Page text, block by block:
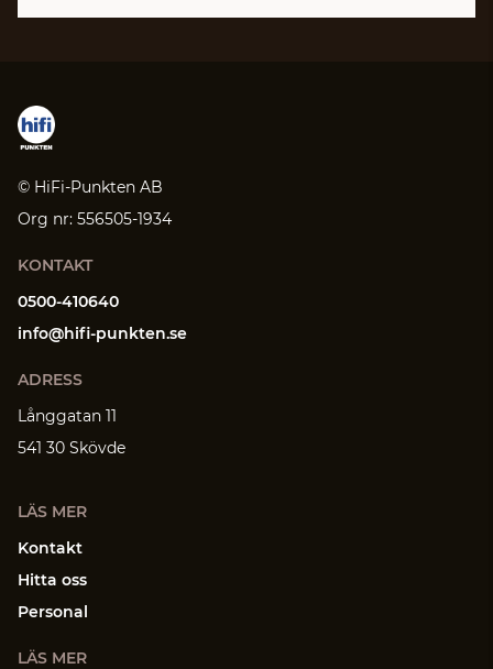
© HiFi-Punkten AB
Org nr: 556505-1934
KONTAKT
0500-410640
info@hifi-punkten.se
ADRESS
Långgatan 11
541 30 Skövde
LÄS MER
Kontakt
Hitta oss
Personal
LÄS MER